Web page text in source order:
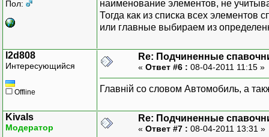
Пол:
наименование элементов, не
Тогда как из списка всех элементов
или главные выбираем из
l2d808
Интересующийся
Offline
Re: Подчиненные
« Ответ #6 : 08-04-2011 11:15 »
Главній со словом Автомобиль, а
Kivals
Модератор
Re: Подчиненные
« Ответ #7 : 08-04-2011 13:31 »